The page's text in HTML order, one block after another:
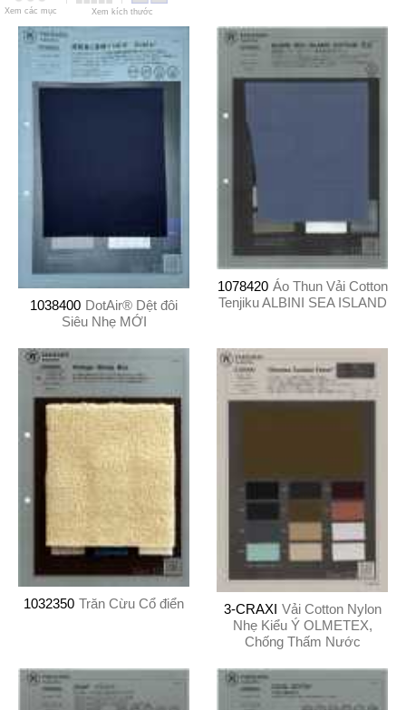
Xem các mục Xem kích thước
1038400 DotAir® Dệt đôi
Siêu Nhẹ MỚI
1078420 Áo Thun Vải Cotton
Tenjiku ALBINI SEA ISLAND
1032350 Trăn Cừu Cổ điển 3-CRAXI Vải Cotton Nylon
Nhẹ Kiểu Ý OLMETEX,
Chống Thấm Nước